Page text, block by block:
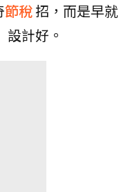
節稅招，而是早就
設計好。